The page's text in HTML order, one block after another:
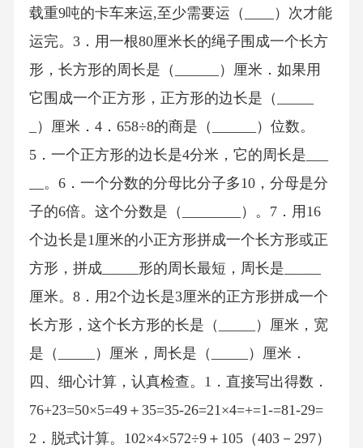
载重9吨的卡车来运,至少需要运（____）次才能
运完。3．用一根80厘米长的绳子围成一个长方
形，长方形的周长是（______）厘米．如果用
它围成一个正方形，正方形的边长是（_____
_）厘米．4．658÷8的商是（______）位数。
5．一个正方形的边长是4分米，它的周长是___
__。6．一个分数的分母比分子多10，分母是分
子的6倍。这个分数是（________）。7．用16
个边长是1厘米的小正方形拼成一个长方形或正
方形，拼成_____形的周长最短，周长是_____
厘米。8．用2个边长是3厘米的正方形拼成一个
长方形，这个长方形的长是（_____）厘米，宽
是（_____）厘米，周长是（_____）厘米．
四、细心计算，认真检查。1．直接写出得数．
76+23=50×5=49＋35=35-26=21×4=+=1-=81-29=
2．脱式计算。102×4×572÷9＋105（403－297）